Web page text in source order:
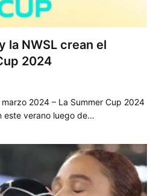
la NWSL crean el
2024
2024 – La Summer Cup 2024
este verano luego de…